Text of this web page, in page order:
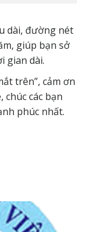
dài, đường nét
giúp bạn sở
gian dài.
trên”, cảm ơn
chúc các bạn
phúc nhất.